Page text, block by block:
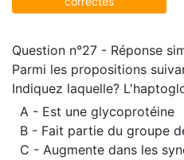
Question n°27 - Réponse
Parmi les propositions
Indiquez laquelle?
A - Est une glycoprotéine
B - Fait partie du groupe
C - Augmente dans les